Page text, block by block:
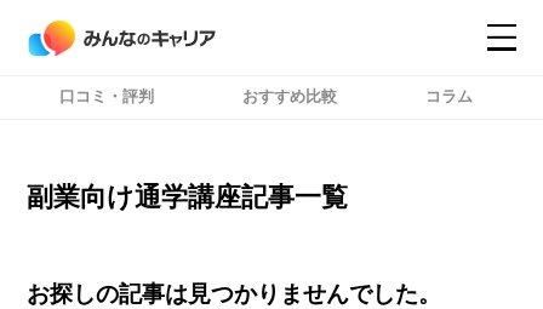
コンテンツ
コンテンツ
口コミ・評判 おすすめ比較 コラム
副業向け通学講座記事一覧
お探しの記事は見つかりませんでした。